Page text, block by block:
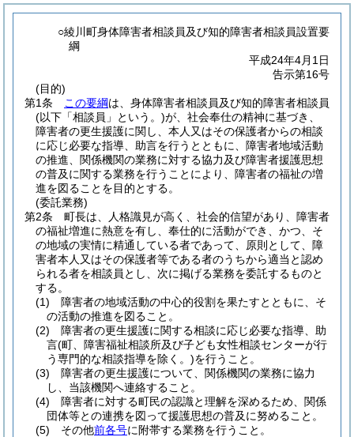
○綾川町身体障害者相談員及び知的障害者相談員設置要
綱
平成24年4月1日
告示第16号
(目的)
第1条
この要綱は、身体障害者相談員及び知的障害者相談員
(以下「相談員」という。)が、社会奉仕の精神に基づき、
障害者の更生援護に関し、本人又はその保護者からの相談
に応じ必要な指導、助言を行うとともに、障害者地域活動
の推進、関係機関の業務に対する協力及び障害者援護思想
の普及に関する業務を行うことにより、障害者の福祉の増
進を図ることを目的とする。
(委託業務)
第2条
町長は、人格識見が高く、社会的信望があり、障害者
の福祉増進に熱意を有し、奉仕的に活動ができ、かつ、そ
の地域の実情に精通している者であって、原則として、障
害者本人又はその保護者等である者のうちから適当と認め
られる者を相談員とし、次に掲げる業務を委託するものと
する。
(1)
障害者の地域活動の中心的役割を果たすとともに、そ
の活動の推進を図ること。
(2)
障害者の更生援護に関する相談に応じ必要な指導、助
言(町、障害福祉相談所及び子ども女性相談センターが行
う専門的な相談指導を除く。)を行うこと。
(3)
障害者の更生援護について、関係機関の業務に協力
し、当該機関へ連絡すること。
(4)
障害者に対する町民の認識と理解を深めるため、関係
団体等との連携を図って援護思想の普及に努めること。
(5)
その他前各号に附帯する業務を行うこと。